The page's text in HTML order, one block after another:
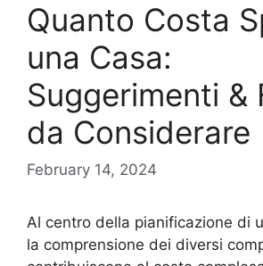
Quanto Costa
una Casa:
Suggerimenti &
da Considerare
February 14, 2024
Al centro della pianificazione di
la comprensione dei diversi